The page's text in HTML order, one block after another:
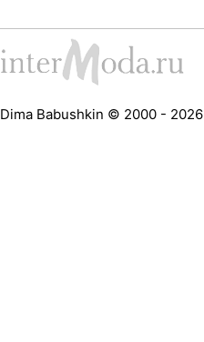
Dima Babushkin © 2000 - 2026